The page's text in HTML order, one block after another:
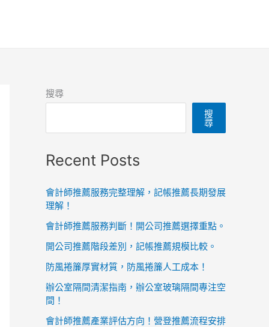
搜尋
搜
尋
Recent Posts
會計師推薦服務完整理解，記帳推薦長期發展
理解！
會計師推薦服務判斷！開公司推薦選擇重點。
開公司推薦階段差別，記帳推薦規模比較。
防風捲簾厚實材質，防風捲簾人工成本！
辦公室隔間清潔指南，辦公室玻璃隔間專注空
間！
會計師推薦產業評估方向！營登推薦流程安排